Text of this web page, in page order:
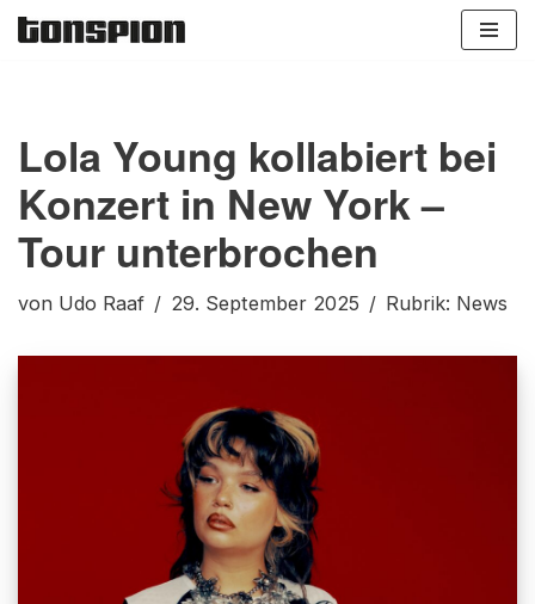
Lola Young kollabiert bei
Konzert in New York –
Tour unterbrochen
von Udo Raaf 29. September 2025 Rubrik: News